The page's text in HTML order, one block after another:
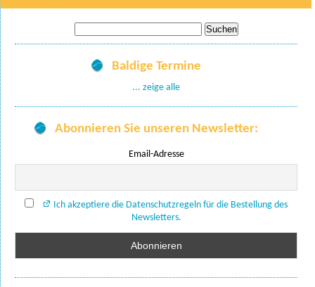
nach:
Baldige Termine
... zeige alle
Abonnieren Sie unseren Newsletter:
Email-Adresse
Ich akzeptiere die Datenschutzregeln für die Bestellung des
Newsletters.